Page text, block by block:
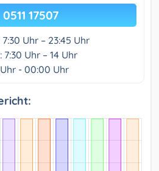
0511 17507
Uhr – 23:45 Uhr
7:30 Uhr – 14 Uhr
- 00:00 Uhr